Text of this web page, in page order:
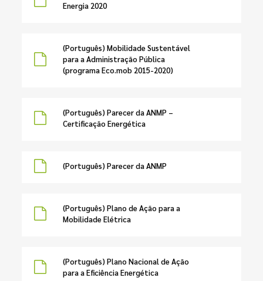
Energia 2020
(Português) Mobilidade Sustentável
para a Administração Pública
(programa Eco.mob 2015-2020)
(Português) Parecer da ANMP –
Certificação Energética
(Português) Parecer da ANMP
(Português) Plano de Ação para a
Mobilidade Elétrica
(Português) Plano Nacional de Ação
para a Eficiência Energética